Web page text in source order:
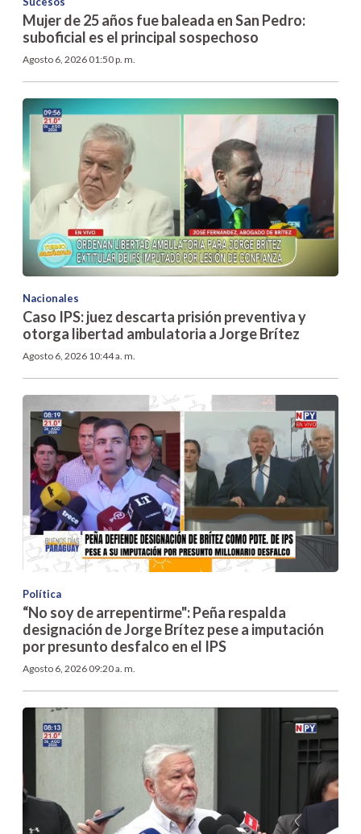
Mujer de 25 años fue baleada en San Pedro:
suboficial es el principal sospechoso
Agosto 6, 2026 01:50 p. m.
Nacionales
Caso IPS: juez descarta prisión preventiva y
otorga libertad ambulatoria a Jorge Brítez
Agosto 6, 2026 10:44 a. m.
Política
“No soy de arrepentirme": Peña respalda
designación de Jorge Brítez pese a imputación
por presunto desfalco en el IPS
Agosto 6, 2026 09:20 a. m.